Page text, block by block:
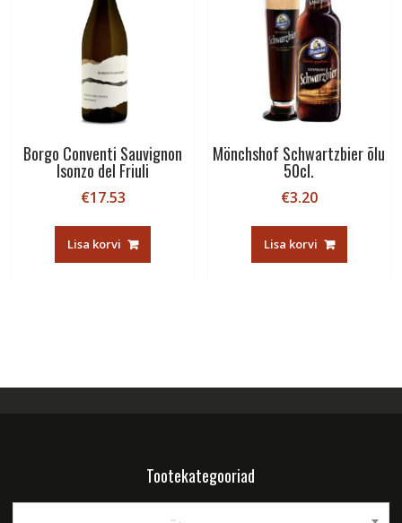
Borgo Conventi Sauvignon
Isonzo del Friuli
€17.53
Lisa korvi
Mönchshof Schwartzbier õlu
50cl.
€3.20
Lisa korvi
Tootekategooriad